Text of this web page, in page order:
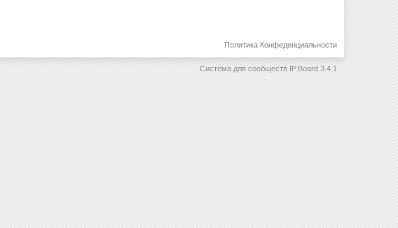
Политика Конфеденциальности
Система для сообществ IP.Board 3.4.1